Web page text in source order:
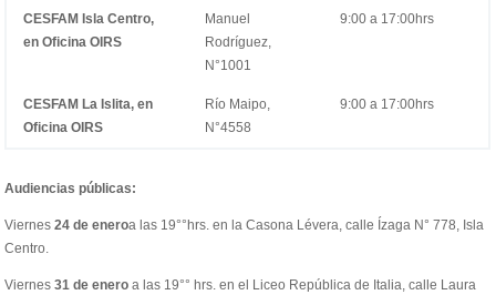
CESFAM Isla Centro,
en Oficina OIRS
Manuel
Rodríguez,
N°1001
9:00 a 17:00hrs
CESFAM La Islita, en
Oficina OIRS
Río Maipo,
N°4558
9:00 a 17:00hrs
Audiencias públicas:
Viernes24 de eneroa las 19°°hrs. en la Casona Lévera, calle Ízaga N° 778, Isla
Centro.
Viernes31 de enero a las 19°° hrs. en el Liceo República de Italia, calle Laura